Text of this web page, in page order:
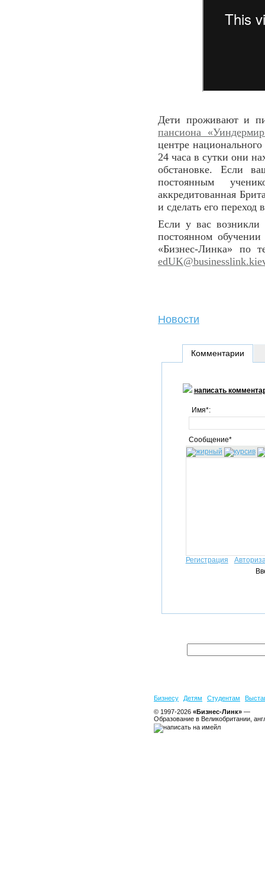
Дети проживают и
пансиона
центре
24 часа в сутки они
обстановке. Если
постоянным
аккредитованная
и сделать его
Если у вас
постоянном
«Бизнес-Линка» по
Новости
Комментарии
написать
Имя*:
Сообщение*
Регистрация
Бизнесу Детям Студентам
© 1997-2026 «Бизнес-Линк» —
Образование в Великобритании,